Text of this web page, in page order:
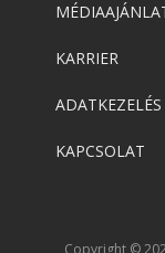
KARRIER
ADATKEZELÉS
KAPCSOLAT
Copyright ©